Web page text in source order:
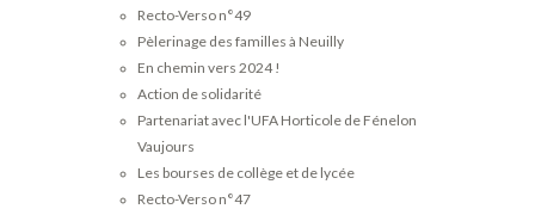
Recto-Verso n°49
Pèlerinage des familles à Neuilly
En chemin vers 2024 !
Action de solidarité
Partenariat avec l'UFA Horticole de Fénelon
Vaujours
Les bourses de collège et de lycée
Recto-Verso n°47